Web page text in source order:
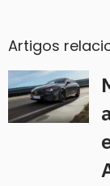
Artigos